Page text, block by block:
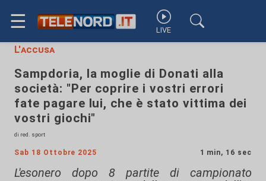
☰ LIVE
L'accusa
Sampdoria, la moglie di Donati alla
società: "Per coprire i vostri errori
fate pagare lui, che è stato vittima dei
vostri giochi"
di red. sport
Sab 18 Ottobre 2025 1 min, 16 sec
L'esonero dopo 8 partite di campionato